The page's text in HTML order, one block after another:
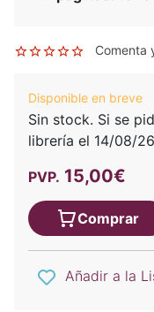
Comenta
Disponible en breve
Sin stock. Si se
librería el 14/08/26
PVP. 15,00€
Comprar
Añadir a la